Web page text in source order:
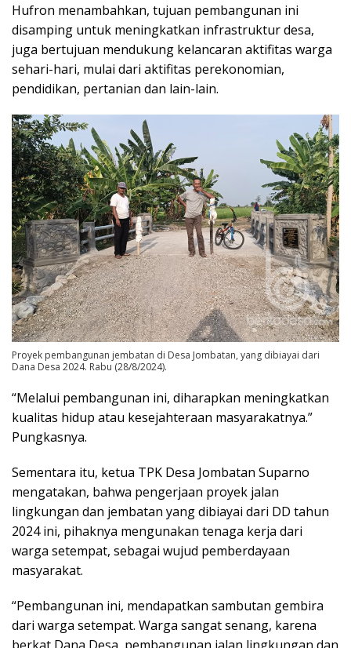
Hufron menambahkan, tujuan pembangunan ini
disamping untuk meningkatkan infrastruktur desa,
juga bertujuan mendukung kelancaran aktifitas warga
sehari-hari, mulai dari aktifitas perekonomian,
pendidikan, pertanian dan lain-lain.
Proyek pembangunan jembatan di Desa Jombatan, yang dibiayai dari
Dana Desa 2024. Rabu (28/8/2024).
“Melalui pembangunan ini, diharapkan meningkatkan
kualitas hidup atau kesejahteraan masyarakatnya.”
Pungkasnya.
Sementara itu, ketua TPK Desa Jombatan Suparno
mengatakan, bahwa pengerjaan proyek jalan
lingkungan dan jembatan yang dibiayai dari DD tahun
2024 ini, pihaknya mengunakan tenaga kerja dari
warga setempat, sebagai wujud pemberdayaan
masyarakat.
“Pembangunan ini, mendapatkan sambutan gembira
dari warga setempat. Warga sangat senang, karena